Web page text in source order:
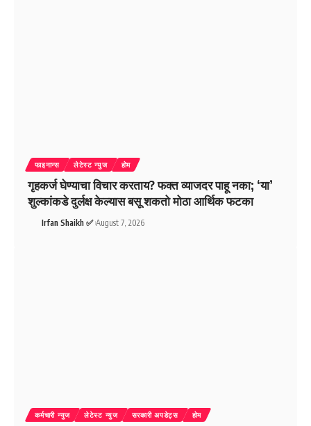
फाइनान्स लेटेस्ट न्युज होम
गृहकर्ज घेण्याचा विचार करताय? फक्त व्याजदर पाहू नका; ‘या’
शुल्कांकडे दुर्लक्ष केल्यास बसू शकतो मोठा आर्थिक फटका
Irfan Shaikh ✅ August 7, 2026
कर्मचारी न्युज लेटेस्ट न्युज सरकारी अपडेट्स होम